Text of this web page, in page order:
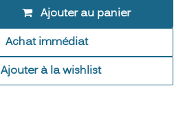
Ajouter au panier
Achat immédiat
Ajouter à la wishlist